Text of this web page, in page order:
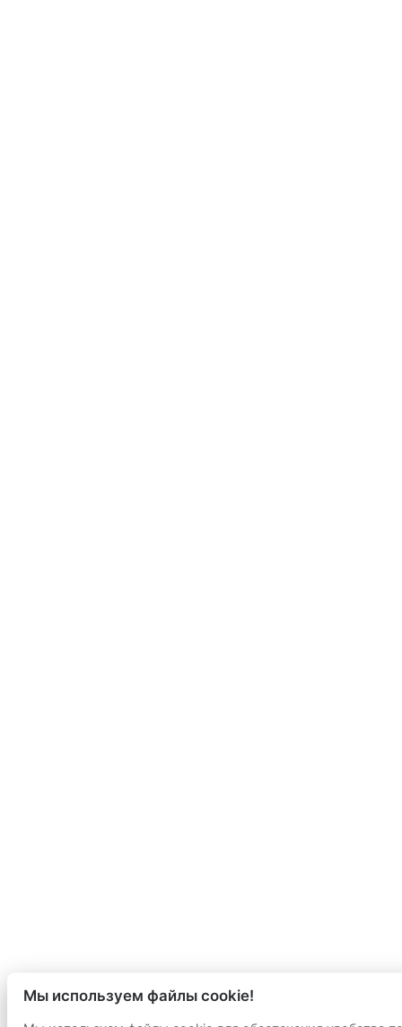
Мы используем файлы cookie!